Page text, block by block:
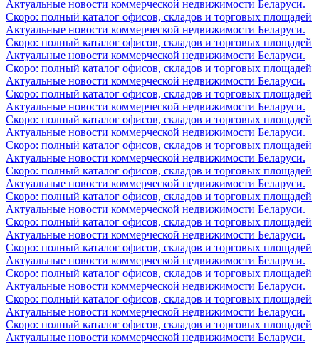
Актуальные новости коммерческой недвижимости Беларуси.
Скоро: полный каталог офисов, складов и торговых площадей
Актуальные новости коммерческой недвижимости Беларуси.
Скоро: полный каталог офисов, складов и торговых площадей
Актуальные новости коммерческой недвижимости Беларуси.
Скоро: полный каталог офисов, складов и торговых площадей
Актуальные новости коммерческой недвижимости Беларуси.
Скоро: полный каталог офисов, складов и торговых площадей
Актуальные новости коммерческой недвижимости Беларуси.
Скоро: полный каталог офисов, складов и торговых площадей
Актуальные новости коммерческой недвижимости Беларуси.
Скоро: полный каталог офисов, складов и торговых площадей
Актуальные новости коммерческой недвижимости Беларуси.
Скоро: полный каталог офисов, складов и торговых площадей
Актуальные новости коммерческой недвижимости Беларуси.
Скоро: полный каталог офисов, складов и торговых площадей
Актуальные новости коммерческой недвижимости Беларуси.
Скоро: полный каталог офисов, складов и торговых площадей
Актуальные новости коммерческой недвижимости Беларуси.
Скоро: полный каталог офисов, складов и торговых площадей
Актуальные новости коммерческой недвижимости Беларуси.
Скоро: полный каталог офисов, складов и торговых площадей
Актуальные новости коммерческой недвижимости Беларуси.
Скоро: полный каталог офисов, складов и торговых площадей
Актуальные новости коммерческой недвижимости Беларуси.
Скоро: полный каталог офисов, складов и торговых площадей
Актуальные новости коммерческой недвижимости Беларуси.